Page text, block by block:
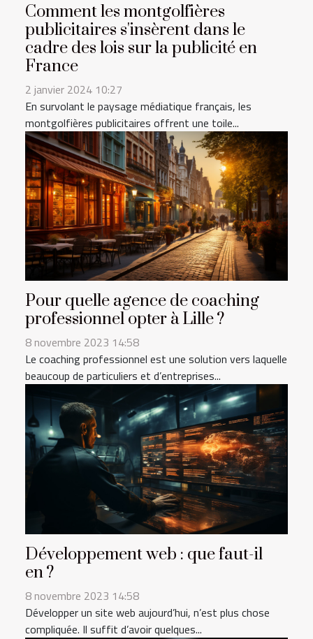
Comment les montgolfières
publicitaires s'insèrent dans le
cadre des lois sur la publicité en
France
2 janvier 2024 10:27
En survolant le paysage médiatique français, les
montgolfières publicitaires offrent une toile...
Pour quelle agence de coaching
professionnel opter à Lille ?
8 novembre 2023 14:58
Le coaching professionnel est une solution vers laquelle
beaucoup de particuliers et d’entreprises...
Développement web : que faut-il
en ?
8 novembre 2023 14:58
Développer un site web aujourd’hui, n’est plus chose
compliquée. Il suffit d’avoir quelques...